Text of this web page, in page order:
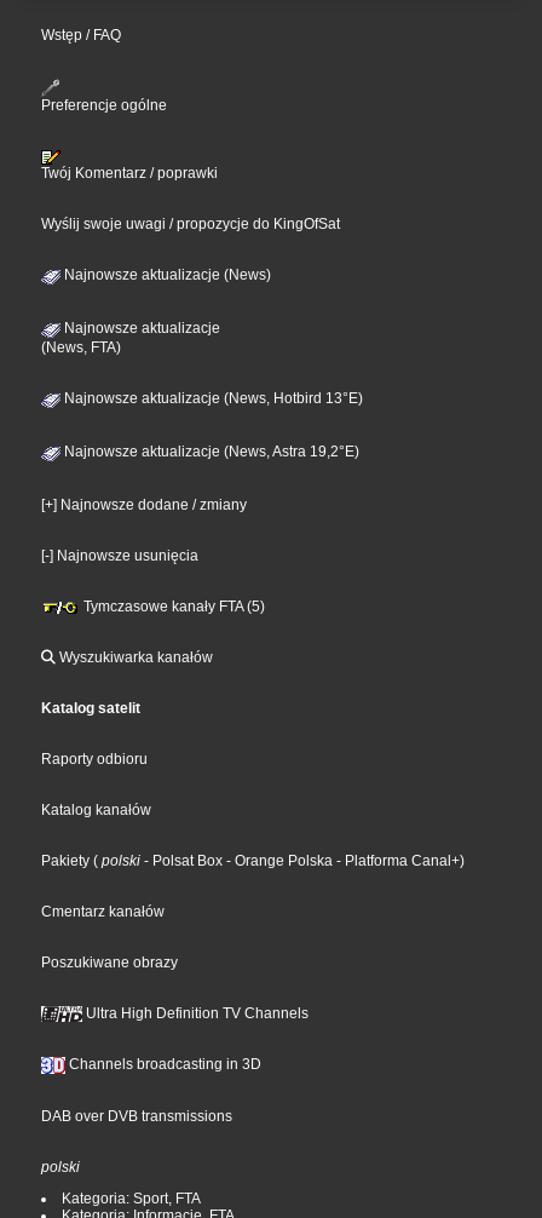
Wstęp / FAQ
Preferencje ogólne
Twój Komentarz / poprawki
Wyślij swoje uwagi / propozycje do KingOfSat
Najnowsze aktualizacje (News)
Najnowsze aktualizacje
(News, FTA)
Najnowsze aktualizacje (News, Hotbird 13°E)
Najnowsze aktualizacje (News, Astra 19,2°E)
[+] Najnowsze dodane / zmiany
[-] Najnowsze usunięcia
Tymczasowe kanały FTA (5)
Wyszukiwarka kanałów
Katalog satelit
Raporty odbioru
Katalog kanałów
Pakiety ( polski - Polsat Box - Orange Polska - Platforma Canal+)
Cmentarz kanałów
Poszukiwane obrazy
Ultra High Definition TV Channels
Channels broadcasting in 3D
DAB over DVB transmissions
polski
Kategoria: Sport, FTA